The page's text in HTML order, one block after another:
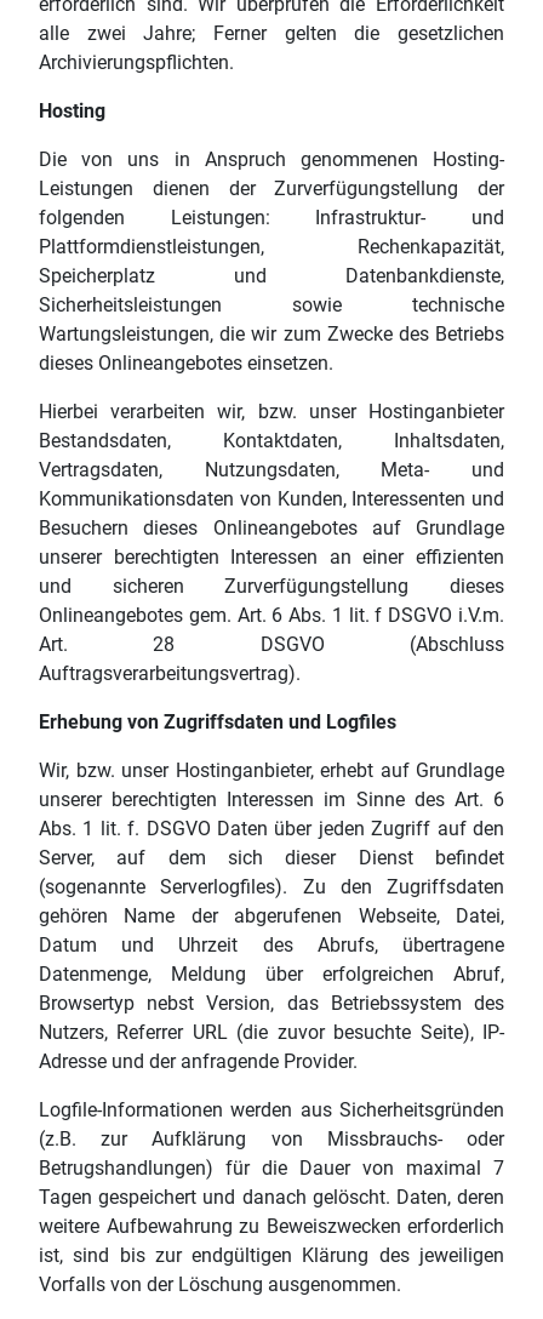
alle zwei Jahre; Ferner gelten die gesetzlichen
Archivierungspflichten.
Hosting
Die von uns in Anspruch genommenen Hosting-
Leistungen dienen der Zurverfügungstellung der
folgenden Leistungen: Infrastruktur- und
Plattformdienstleistungen, Rechenkapazität,
Speicherplatz und Datenbankdienste,
Sicherheitsleistungen sowie technische
Wartungsleistungen, die wir zum Zwecke des Betriebs
dieses Onlineangebotes einsetzen.
Hierbei verarbeiten wir, bzw. unser Hostinganbieter
Bestandsdaten, Kontaktdaten, Inhaltsdaten,
Vertragsdaten, Nutzungsdaten, Meta- und
Kommunikationsdaten von Kunden, Interessenten und
Besuchern dieses Onlineangebotes auf Grundlage
unserer berechtigten Interessen an einer effizienten
und sicheren Zurverfügungstellung dieses
Onlineangebotes gem. Art. 6 Abs. 1 lit. f DSGVO i.V.m.
Art. 28 DSGVO (Abschluss
Auftragsverarbeitungsvertrag).
Erhebung von Zugriffsdaten und Logfiles
Wir, bzw. unser Hostinganbieter, erhebt auf Grundlage
unserer berechtigten Interessen im Sinne des Art. 6
Abs. 1 lit. f. DSGVO Daten über jeden Zugriff auf den
Server, auf dem sich dieser Dienst befindet
(sogenannte Serverlogfiles). Zu den Zugriffsdaten
gehören Name der abgerufenen Webseite, Datei,
Datum und Uhrzeit des Abrufs, übertragene
Datenmenge, Meldung über erfolgreichen Abruf,
Browsertyp nebst Version, das Betriebssystem des
Nutzers, Referrer URL (die zuvor besuchte Seite), IP-
Adresse und der anfragende Provider.
Logfile-Informationen werden aus Sicherheitsgründen
(z.B. zur Aufklärung von Missbrauchs- oder
Betrugshandlungen) für die Dauer von maximal 7
Tagen gespeichert und danach gelöscht. Daten, deren
weitere Aufbewahrung zu Beweiszwecken erforderlich
ist, sind bis zur endgültigen Klärung des jeweiligen
Vorfalls von der Löschung ausgenommen.